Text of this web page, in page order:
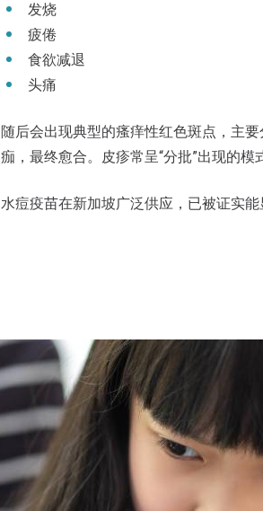
发烧
疲倦
食欲减退
头痛
随后会出现典型的瘙痒性红色斑点，主
痂，最终愈合。皮疹常呈“分批”出现的
水痘疫苗在新加坡广泛供应，已被证实